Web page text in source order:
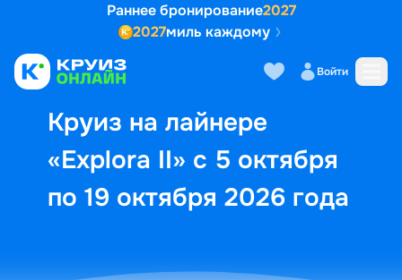
Раннее бронирование2027
2027миль каждому
Войти
Круиз на лайнере
«Explora II» с 5 октября
по 19 октября 2026 года
Выбор кают Маршрут и